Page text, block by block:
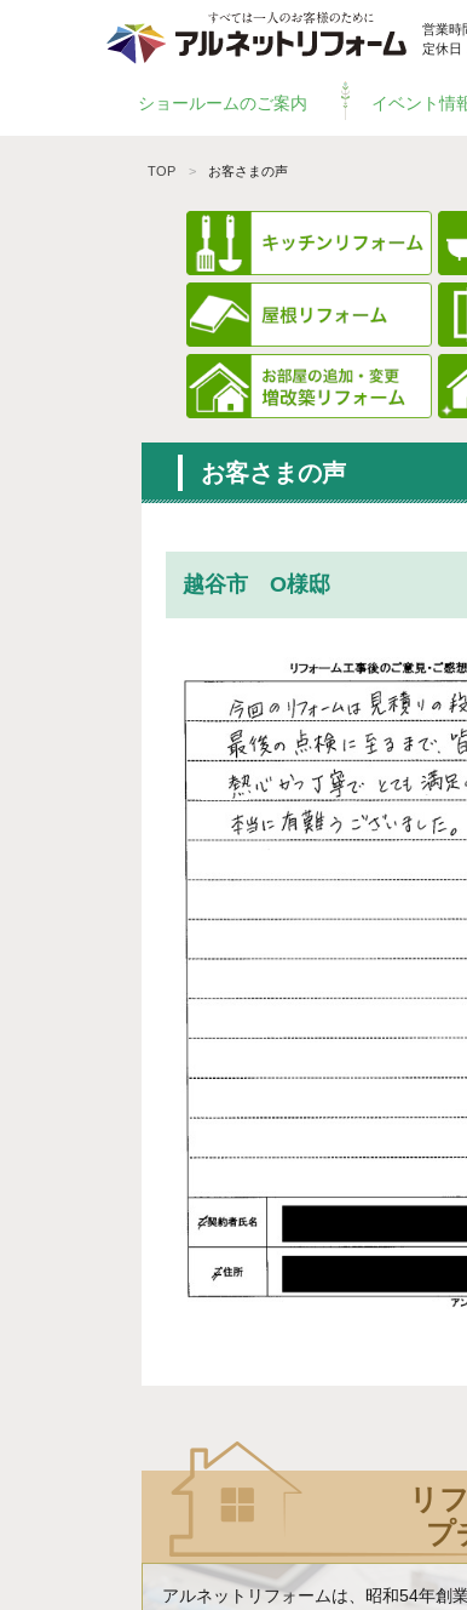
営業時
定休日
ショールームのご案内 イベント情
TOP お客さまの声
お客さまの声
越谷市 O様邸
リ
プ
アルネットリフォームは、昭和54年創